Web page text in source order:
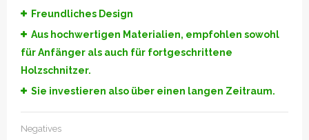
Freundliches Design
Aus hochwertigen Materialien, empfohlen sowohl
für Anfänger als auch für fortgeschrittene
Holzschnitzer.
Sie investieren also über einen langen Zeitraum.
Negatives